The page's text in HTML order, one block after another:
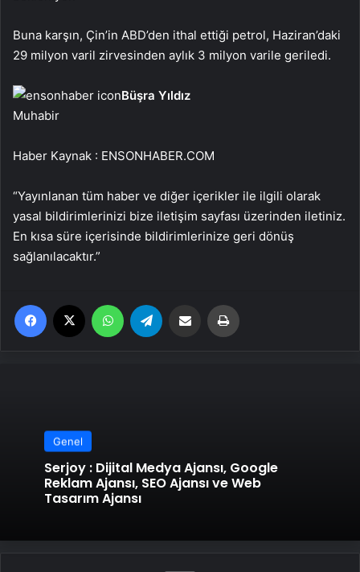
Buna karşın, Çin’in ABD’den ithal ettiği petrol, Haziran’daki
29 milyon varil zirvesinden aylık 3 milyon varile geriledi.
Büşra Yıldız
Muhabir
Haber Kaynak : ENSONHABER.COM
“Yayınlanan tüm haber ve diğer içerikler ile ilgili olarak
yasal bildirimlerinizi bize iletişim sayfası üzerinden iletiniz.
En kısa süre içerisinde bildirimlerinize geri dönüş
sağlanılacaktır.”
Facebook WhatsApp Email'den paylaş
Genel
Serjoy : Dijital Medya Ajansı, Google
Reklam Ajansı, SEO Ajansı ve Web
Tasarım Ajansı